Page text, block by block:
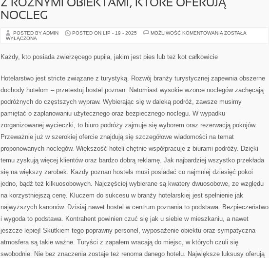
Z RÓŻNYMI OBIEKTAMI, KTÓRE OFERUJĄ
NOCLEG
POSTED BY ADMIN POSTED ON LIP - 19 - 2025 MOŻLIWOŚĆ KOMENTOWANIA WIĘKSZOŚĆ
OBIEKTAMI,
KTÓRE
NOCLEG
ZOSTAŁA
WYŁĄCZONA
Każdy, kto posiada zwierzęcego pupila, jakim jest pies lub też kot całkowicie
Hotelarstwo jest stricte związane z turystyką. Rozwój branży turystycznej zapewnia obszerne
dochody hotelom – przetestuj hostel poznan. Natomiast wysokie wzorce noclegów zachęcają
podróżnych do częstszych wypraw. Wybierając się w daleką podróż, zawsze musimy
pamiętać o zaplanowaniu użytecznego oraz bezpiecznego noclegu. W wypadku
zorganizowanej wycieczki, to biuro podróży zajmuje się wyborem oraz rezerwacją pokojów.
Przeważnie już w szerokiej ofercie znajdują się szczegółowe wiadomości na temat
proponowanych noclegów. Większość hoteli chętnie współpracuje z biurami podróży. Dzięki
temu zyskują więcej klientów oraz bardzo dobrą reklamę. Jak najbardziej wszystko przekłada
się na większy zarobek. Każdy poznan hostels musi posiadać co najmniej dziesięć pokoi
jedno, bądź też kilkuosobowych. Najczęściej wybierane są kwatery dwuosobowe, ze względu
na korzystniejszą cenę. Kluczem do sukcesu w branży hotelarskiej jest spełnienie jak
najwyższych kanonów. Dzisiaj nawet hostel w centrum poznania to podstawa. Bezpieczeństwo
i wygoda to podstawa. Kontrahent powinien czuć się jak u siebie w mieszkaniu, a nawet
jeszcze lepiej! Skutkiem tego poprawny personel, wyposażenie obiektu oraz sympatyczna
atmosfera są takie ważne. Turyści z zapałem wracają do miejsc, w których czuli się
swobodnie. Nie bez znaczenia zostaje też renoma danego hotelu. Największe luksusy oferują